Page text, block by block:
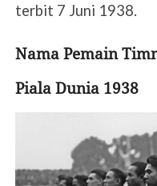
terbit 7 Juni 1938.
Nama Pemain
Piala Dunia 1938